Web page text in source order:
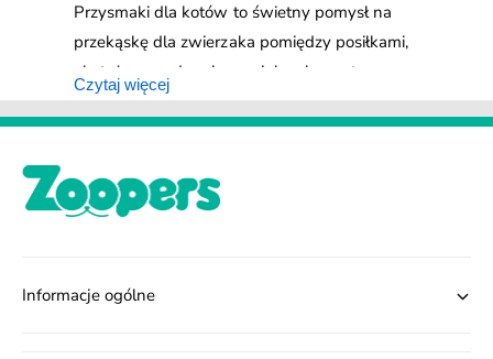
Przysmaki dla kotów to świetny pomysł na
przekąskę dla zwierzaka pomiędzy posiłkami,
ale też sprawdzą się one jako element
budowania dobrych skojarzeń. Smaczki dla
kota mogą być nagrodą podczas trenowania
zabiegu szczotkowania lub przycinania
pazurków. Jakie są najlepsze przysmaki dla
mogą też pomagać w dbaniu o sierść
Czytaj więcej
Informacje ogólne